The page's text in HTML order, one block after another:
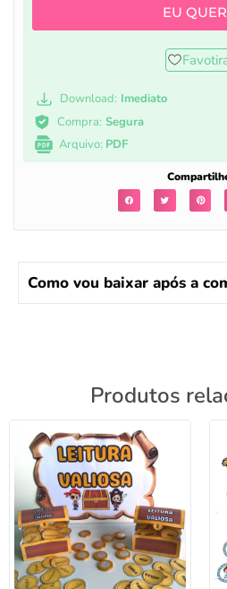
EU
Download: Imediato
Compra: Segura
Arquivo: PDF
Como vou baixar após a
Produtos